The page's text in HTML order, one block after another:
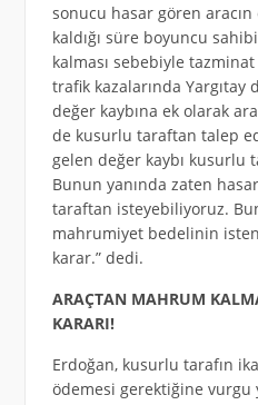
sonucu hasar gören
kaldığı süre boyuncu
kalması sebebiyle
trafik kazalarında Yargıtay
değer kaybına ek olarak
de kusurlu taraftan talep
gelen değer kaybı kusurlu
Bunun yanında zaten
taraftan isteyebiliyoruz.
mahrumiyet bedelinin
karar.” dedi.
ARAÇTAN MAHRUM
KARARI!
Erdoğan, kusurlu tarafın
ödemesi gerektiğine vurgu